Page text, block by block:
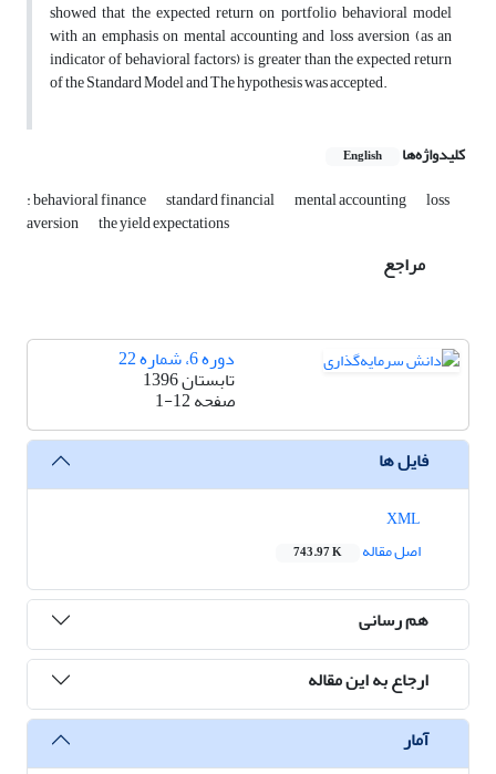
showed that the expected return on portfolio behavioral model
with an emphasis on mental accounting and loss aversion (as an
indicator of behavioral factors) is greater than the expected return
of the Standard Model and The hypothesis was accepted.
کلیدواژه‌ها English
: behavioral finance standard financial mental accounting loss
aversion the yield expectations
مراجع
دوره 6، شماره 22
تابستان 1396
صفحه1-12
فایل ها
اصل مقاله
743.97 K
هم رسانی
ارجاع به این مقاله
آمار